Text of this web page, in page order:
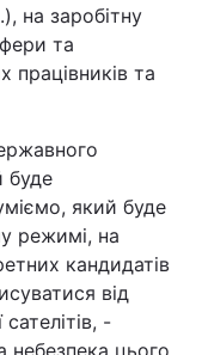
на заробітну
та
працівників та
буде
який буде
режимі, на
кандидатів
від
-
небезпека цього